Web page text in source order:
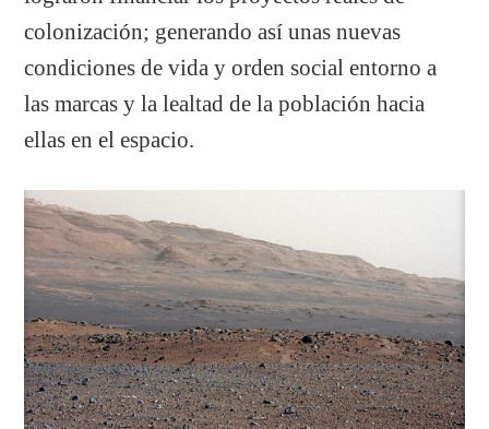
colonización; generando así unas nuevas
condiciones de vida y orden social entorno a
las marcas y la lealtad de la población hacia
ellas en el espacio.